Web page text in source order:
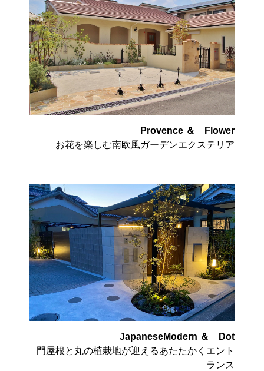
Provence ＆ Flower
お花を楽しむ南欧風ガーデンエクステリア
JapaneseModern ＆ Dot
門屋根と丸の植栽地が迎えるあたたかくエント
ランス